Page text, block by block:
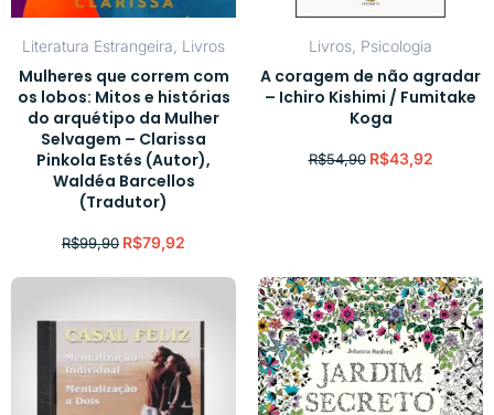
Literatura Estrangeira Livros
Mulheres que correm com
os lobos: Mitos e histórias
do arquétipo da Mulher
Selvagem – Clarissa
Pinkola Estés (Autor),
Waldéa Barcellos
(Tradutor)
R$99,90 R$79,92
Livros Psicologia
A coragem de não agradar
– Ichiro Kishimi / Fumitake
Koga
R$54,90 R$43,92